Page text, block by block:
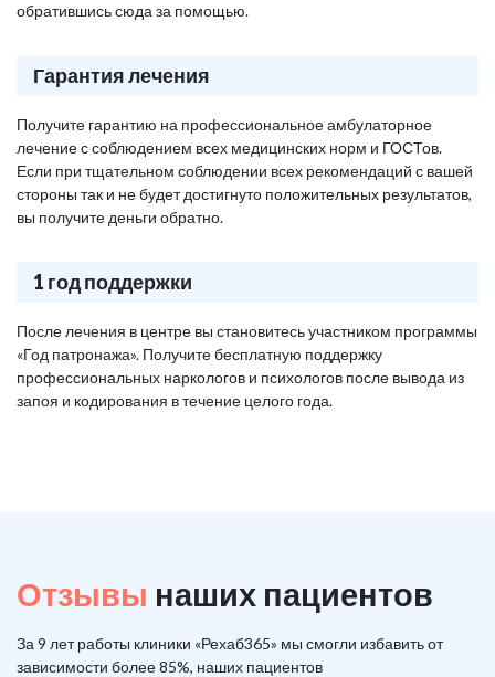
обратившись сюда за помощью.
Гарантия лечения
Получите гарантию на профессиональное амбулаторное
лечение с соблюдением всех медицинских норм и ГОСТов.
Если при тщательном соблюдении всех рекомендаций с вашей
стороны так и не будет достигнуто положительных результатов,
вы получите деньги обратно.
1 год поддержки
После лечения в центре вы становитесь участником программы
«Год патронажа». Получите бесплатную поддержку
профессиональных наркологов и психологов после вывода из
запоя и кодирования в течение целого года.
Отзывы наших пациентов
За 9 лет работы клиники «Рехаб365» мы смогли избавить от
зависимости более 85%, наших пациентов